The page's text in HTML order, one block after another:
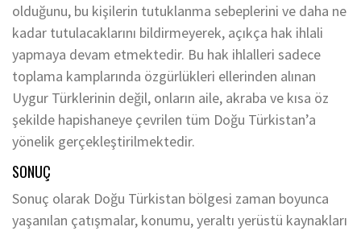
olduğunu, bu kişilerin tutuklanma sebeplerini ve daha ne
kadar tutulacaklarını bildirmeyerek, açıkça hak ihlali
yapmaya devam etmektedir. Bu hak ihlalleri sadece
toplama kamplarında özgürlükleri ellerinden alınan
Uygur Türklerinin değil, onların aile, akraba ve kısa öz
şekilde hapishaneye çevrilen tüm Doğu Türkistan’a
yönelik gerçekleştirilmektedir.
SONUÇ
Sonuç olarak Doğu Türkistan bölgesi zaman boyunca
yaşanılan çatışmalar, konumu, yeraltı yerüstü kaynakları